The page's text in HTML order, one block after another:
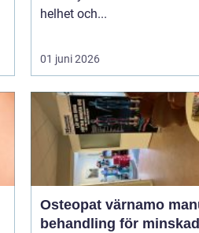
helhet och...
01 juni 2026
Osteopat värnamo manuell
behandling för minskad